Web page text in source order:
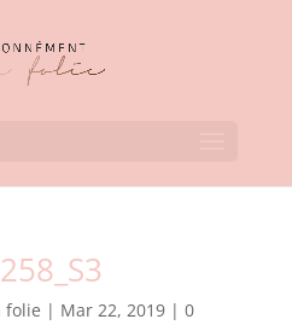
folie | Mar 22, 2019| 0